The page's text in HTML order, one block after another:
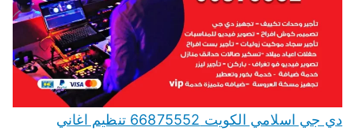
دي جي اسلامي الكويت 66875552 تنظيم اغاني